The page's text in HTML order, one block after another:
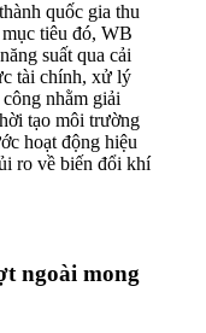
quốc gia thu
tiêu đó, WB
suất qua cải
tài chính, xử lý
nhằm giải
tạo môi trường
hoạt động hiệu
ro về biến đổi khí
ngoài mong